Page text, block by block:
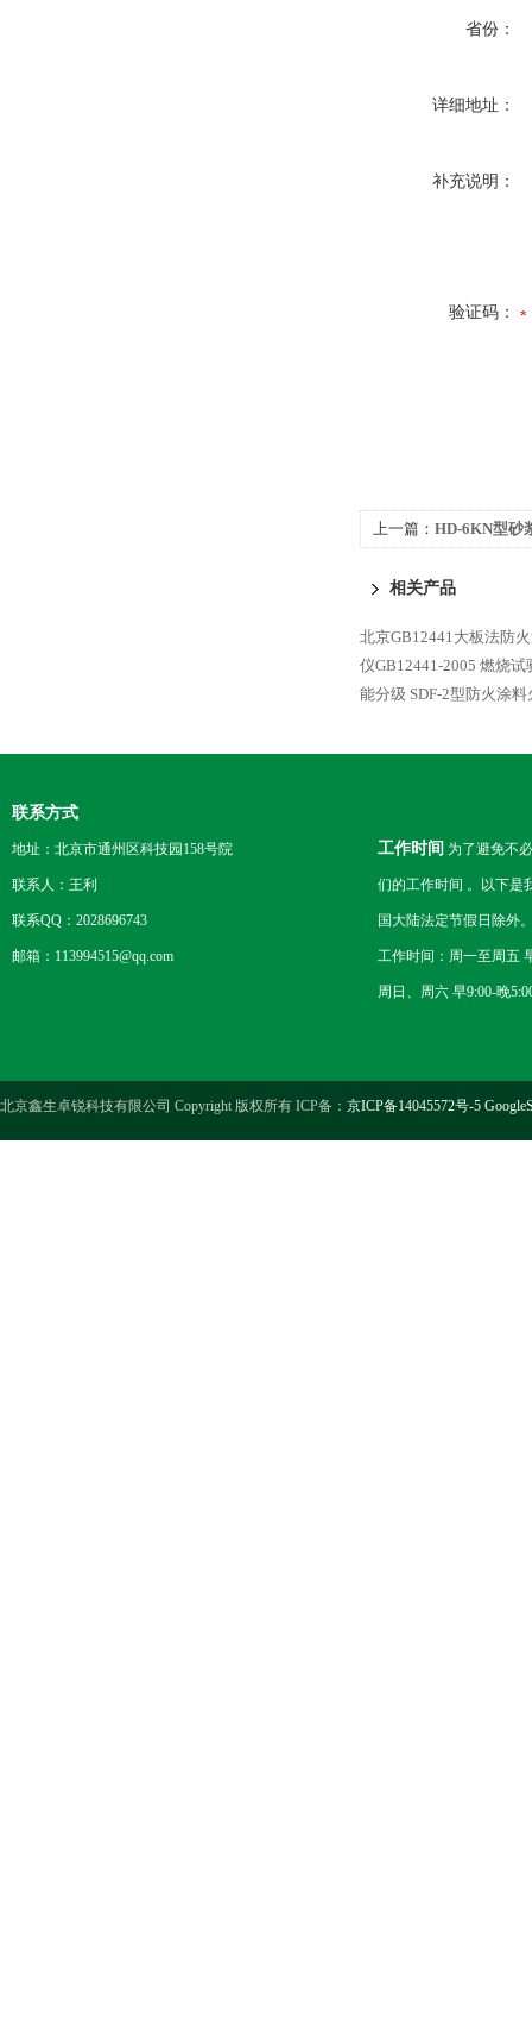
省份：
详细地址：
补充说明：
验证码：
上一篇： HD-6KN型砂
相关产品
北京GB12441大板法防
仪GB12441-2005 燃烧试
能分级 SDF-2型防火涂
联系方式
地址：北京市通州区科技园158号院
联系人：王利
联系QQ：2028696743
邮箱：113994515@qq.com
工作时间 为了避免不
们的工作时间 。以下是
国大陆法定节假日除外
工作时间：周一至周五
周日、周六 早9:00-晚
北京鑫生卓锐科技有限公司 Copyright 版权所有 ICP备： 京ICP备14045572号-5